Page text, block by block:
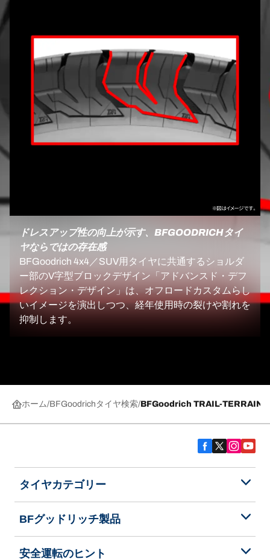
ドレスアップ性の向上が示す、BFGOODRICHタイ
ヤならではの存在感
BFGoodrich 4x4／SUV用タイヤに共通するショルダ
ー部のV字型ブロックデザイン「アドバンスド・デフ
レクション・デザイン」は、オフロードカスタムらし
いイメージを演出しつつ、経年使用時の裂けや割れを
抑制します。
ホーム BFGoodrichタイヤ検索 BFGoodrich TRAIL-TERRAIN
タイヤカテゴリー
BFグッドリッチ製品
安全運転のヒント